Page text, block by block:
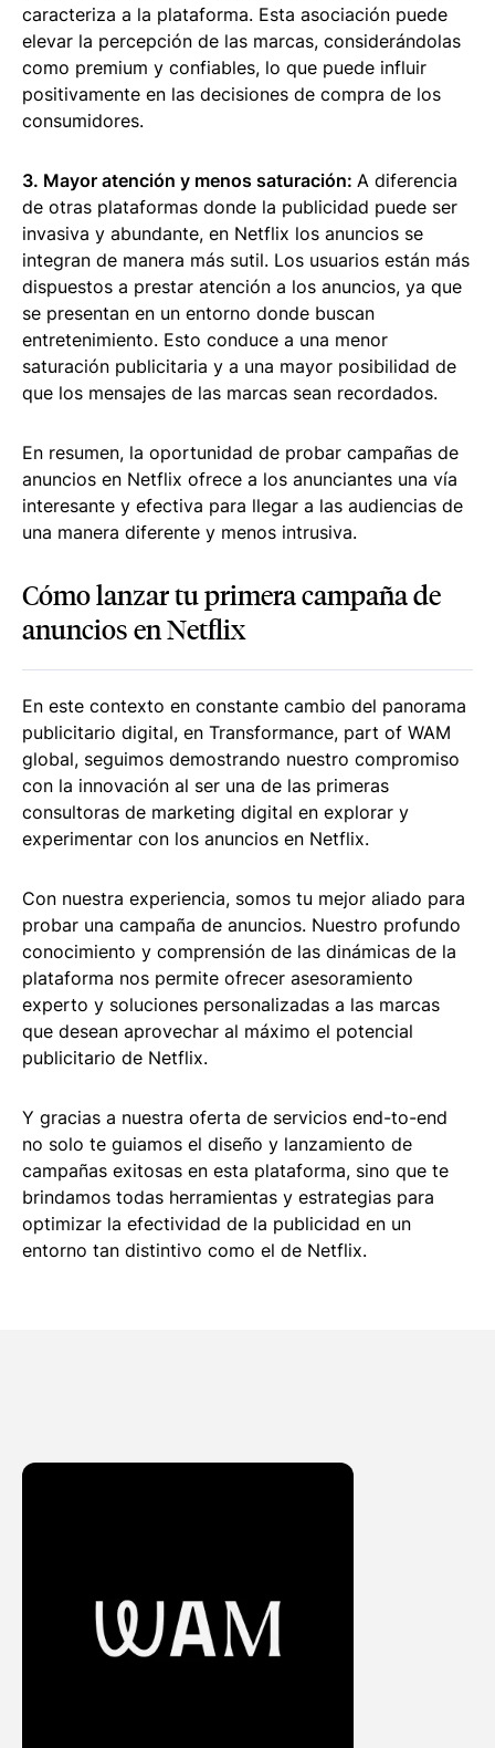
caracteriza a la plataforma. Esta asociación puede
elevar la percepción de las marcas, considerándolas
como premium y confiables, lo que puede influir
positivamente en las decisiones de compra de los
consumidores.
3. Mayor atención y menos saturación: A diferencia
de otras plataformas donde la publicidad puede ser
invasiva y abundante, en Netflix los anuncios se
integran de manera más sutil. Los usuarios están más
dispuestos a prestar atención a los anuncios, ya que
se presentan en un entorno donde buscan
entretenimiento. Esto conduce a una menor
saturación publicitaria y a una mayor posibilidad de
que los mensajes de las marcas sean recordados.
En resumen, la oportunidad de probar campañas de
anuncios en Netflix ofrece a los anunciantes una vía
interesante y efectiva para llegar a las audiencias de
una manera diferente y menos intrusiva.
Cómo lanzar tu primera campaña de
anuncios en Netflix
En este contexto en constante cambio del panorama
publicitario digital, en Transformance, part of WAM
global, seguimos demostrando nuestro compromiso
con la innovación al ser una de las primeras
consultoras de marketing digital en explorar y
experimentar con los anuncios en Netflix.
Con nuestra experiencia, somos tu mejor aliado para
probar una campaña de anuncios. Nuestro profundo
conocimiento y comprensión de las dinámicas de la
plataforma nos permite ofrecer asesoramiento
experto y soluciones personalizadas a las marcas
que desean aprovechar al máximo el potencial
publicitario de Netflix.
Y gracias a nuestra oferta de servicios end-to-end
no solo te guiamos el diseño y lanzamiento de
campañas exitosas en esta plataforma, sino que te
brindamos todas herramientas y estrategias para
optimizar la efectividad de la publicidad en un
entorno tan distintivo como el de Netflix.